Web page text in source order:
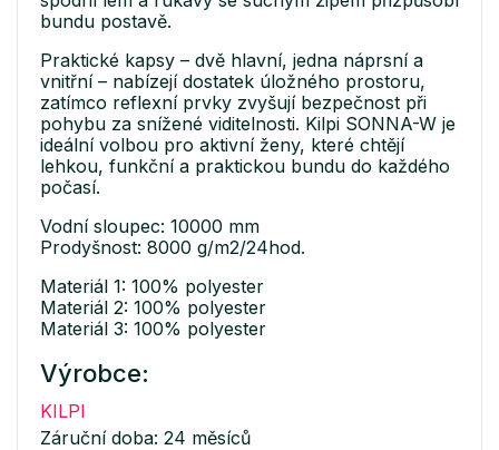
bundu postavě.
Praktické kapsy – dvě hlavní, jedna náprsní a
vnitřní – nabízejí dostatek úložného prostoru,
zatímco reflexní prvky zvyšují bezpečnost při
pohybu za snížené viditelnosti. Kilpi SONNA-W je
ideální volbou pro aktivní ženy, které chtějí
lehkou, funkční a praktickou bundu do každého
počasí.
Vodní sloupec: 10000 mm
Prodyšnost: 8000 g/m2/24hod.
Materiál 1: 100% polyester
Materiál 2: 100% polyester
Materiál 3: 100% polyester
Výrobce:
KILPI
Záruční doba: 24 měsíců